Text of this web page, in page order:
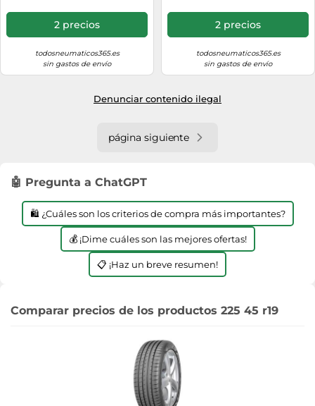
2 precios
todosneumaticos365.es
sin gastos de envío
2 precios
todosneumaticos365.es
sin gastos de envío
Denunciar contenido ilegal
página siguiente
🤖 Pregunta a ChatGPT
🛍️ ¿Cuáles son los criterios de compra más importantes?
💰 ¡Dime cuáles son las mejores ofertas!
📋 ¡Haz un breve resumen!
Comparar precios de los productos 225 45 r19